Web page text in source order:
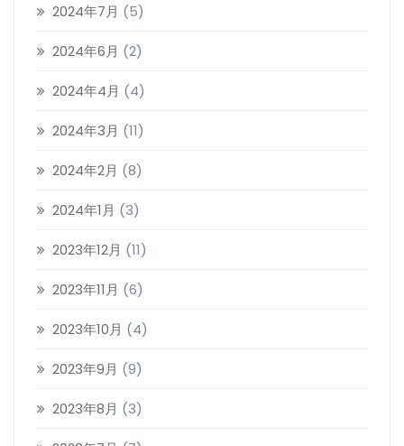
2024年7月 (5)
2024年6月 (2)
2024年4月 (4)
2024年3月 (11)
2024年2月 (8)
2024年1月 (3)
2023年12月 (11)
2023年11月 (6)
2023年10月 (4)
2023年9月 (9)
2023年8月 (3)